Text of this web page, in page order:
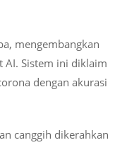
mengembangkan
AI. Sistem ini diklaim
dengan akurasi
canggih dikerahkan